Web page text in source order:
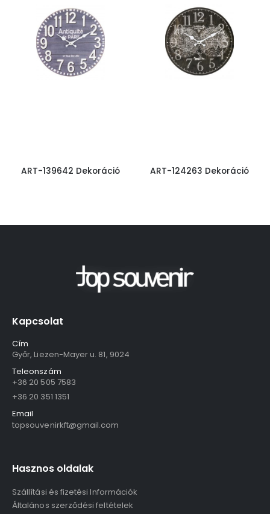
ART-139642 Dekoráció ART-124263 Dekoráció
Kapcsolat
Cím
Győr, Liezen-Mayer u. 81, 9024
Teleonszám
+36 20 505 7583
+36 20 351 1351
Email
topsouvenirkft@gmail.com
Hasznos oldalak
Szállítási és fizetési Információk
Általános szerződési feltételek